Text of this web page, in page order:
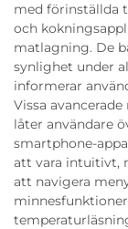
med förinställda
och
matlagning. De
synlighet under
informerar
Vissa
låter användare
smartphone-
att vara intuitivt,
att navigera